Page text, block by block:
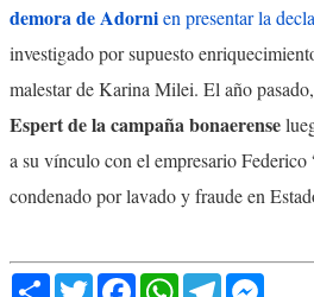
demora de Adornien presentar la
investigado por supuesto
malestar de Karina Milei. El año pasado,
Espert de la campaña bonaerense
a su vínculo con el empresario Federico
condenado por lavado y fraude en
ShareTwitterFacebook
WhatsApp
Telegram